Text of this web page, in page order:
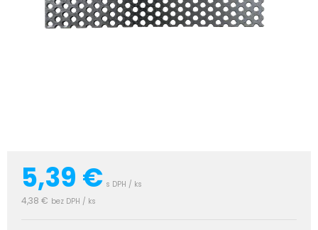
5,39 € s DPH / ks
4,38 € bez DPH / ks